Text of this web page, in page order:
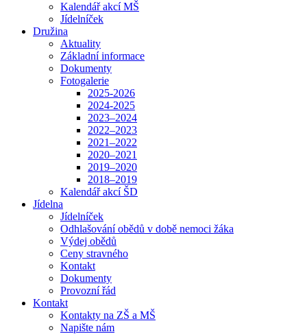
Kalendář akcí MŠ
Jídelníček
Družina
Aktuality
Základní informace
Dokumenty
Fotogalerie
2025-2026
2024-2025
2023–2024
2022–2023
2021–2022
2020–2021
2019–2020
2018–2019
Kalendář akcí ŠD
Jídelna
Jídelníček
Odhlašování obědů v době nemoci žáka
Výdej obědů
Ceny stravného
Kontakt
Dokumenty
Provozní řád
Kontakt
Kontakty na ZŠ a MŠ
Napište nám